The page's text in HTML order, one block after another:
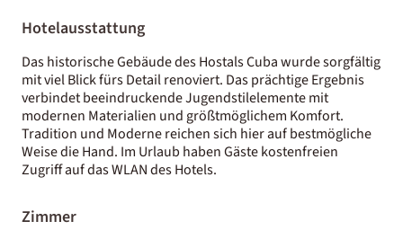
Hotelausstattung
Das historische Gebäude des Hostals Cuba wurde sorgfältig
mit viel Blick fürs Detail renoviert. Das prächtige Ergebnis
verbindet beeindruckende Jugendstilelemente mit
modernen Materialien und größtmöglichem Komfort.
Tradition und Moderne reichen sich hier auf bestmögliche
Weise die Hand. Im Urlaub haben Gäste kostenfreien
Zugriff auf das WLAN des Hotels.
Zimmer